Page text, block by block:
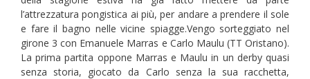
l’attrezzatura pongistica ai più, per andare a prendere il sole
e fare il bagno nelle vicine spiagge.Vengo sorteggiato nel
girone 3 con Emanuele Marras e Carlo Maulu (TT Oristano).
La prima partita oppone Marras e Maulu in un derby quasi
senza storia, giocato da Carlo senza la sua racchetta,